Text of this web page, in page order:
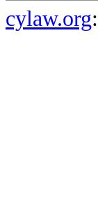
cylaw.org